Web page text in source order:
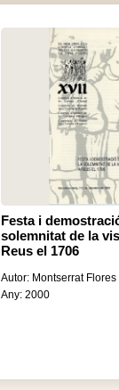
Festa i
solemnitat de la
Reus el 1706
Autor: Montserrat
Any: 2000